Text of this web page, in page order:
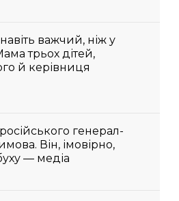
важчий, ніж у
трьох дітей,
й керівниця
генерал-
Він, імовірно,
— медіа